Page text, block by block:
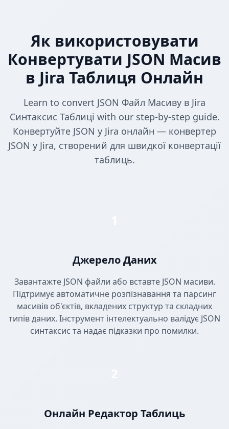
Як використовувати
Конвертувати JSON Масив
в Jira Таблиця Онлайн
Learn to convert JSON Файл Масиву в Jira
Синтаксис Таблиці with our step-by-step guide.
Конвертуйте JSON у Jira онлайн — конвертер
JSON у Jira, створений для швидкої конвертації
таблиць.
Джерело Даних
Завантажте JSON файли або вставте JSON масиви.
Підтримує автоматичне розпізнавання та парсинг
масивів об'єктів, вкладених структур та складних
типів даних. Інструмент інтелектуально валідує JSON
синтаксис та надає підказки про помилки.
Онлайн Редактор Таблиць